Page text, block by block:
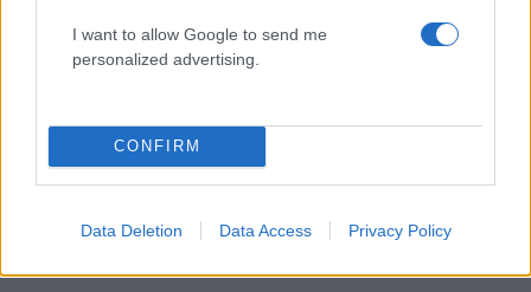
I want to allow Google to send me
personalized advertising.
CONFIRM
Data Deletion Data Access Privacy Policy
Share:
Ακολουθήστε το Νewsit.gr στοGoogle Newsκαι
ενημερωθείτε πρώτοι για όλη την ειδησεογραφία και τα
τελευταία νέατης ημέρας